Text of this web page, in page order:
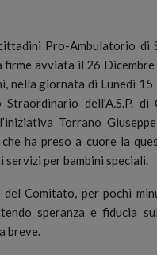
Pro-Ambulatorio di
firme avviata il 26
nella giornata di Lunedi 15
dell’A.S.P. di
Torrano
ha preso a cuore la
per bambini speciali.
Comitato, per pochi
speranza e fiducia
breve.